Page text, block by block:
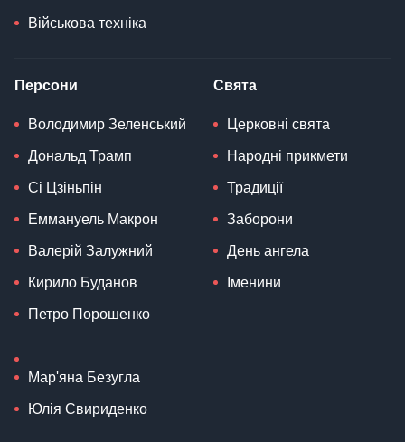
Військова техніка
Персони
Володимир Зеленський
Дональд Трамп
Сі Цзіньпін
Еммануель Макрон
Валерій Залужний
Кирило Буданов
Петро Порошенко
Мар'яна Безугла
Юлія Свириденко
Свята
Церковні свята
Народні прикмети
Традиції
Заборони
День ангела
Іменини